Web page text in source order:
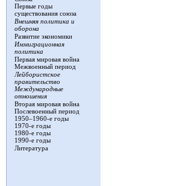
Первые годы
существования союза
Внешняя политика и
оборона
Развитие экономики
Иммиграционная
политика
Первая мировая война
Межвоенный период
Лейбористское
правительство
Международные
отношения
Вторая мировая война
Послевоенный период
1950–1960-е годы
1970-е годы
1980-е годы
1990-е годы
Литература